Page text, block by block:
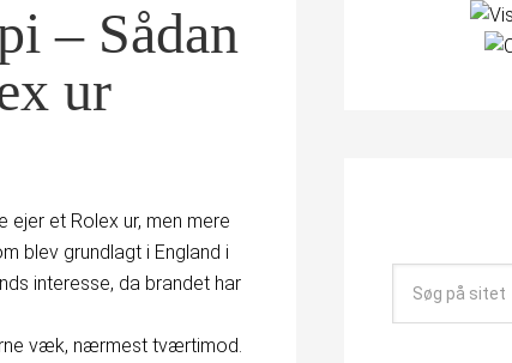
– Sådan
ur
et Rolex ur, men mere
blev grundlagt i England i
interesse, da brandet har
væk, nærmest tværtimod.